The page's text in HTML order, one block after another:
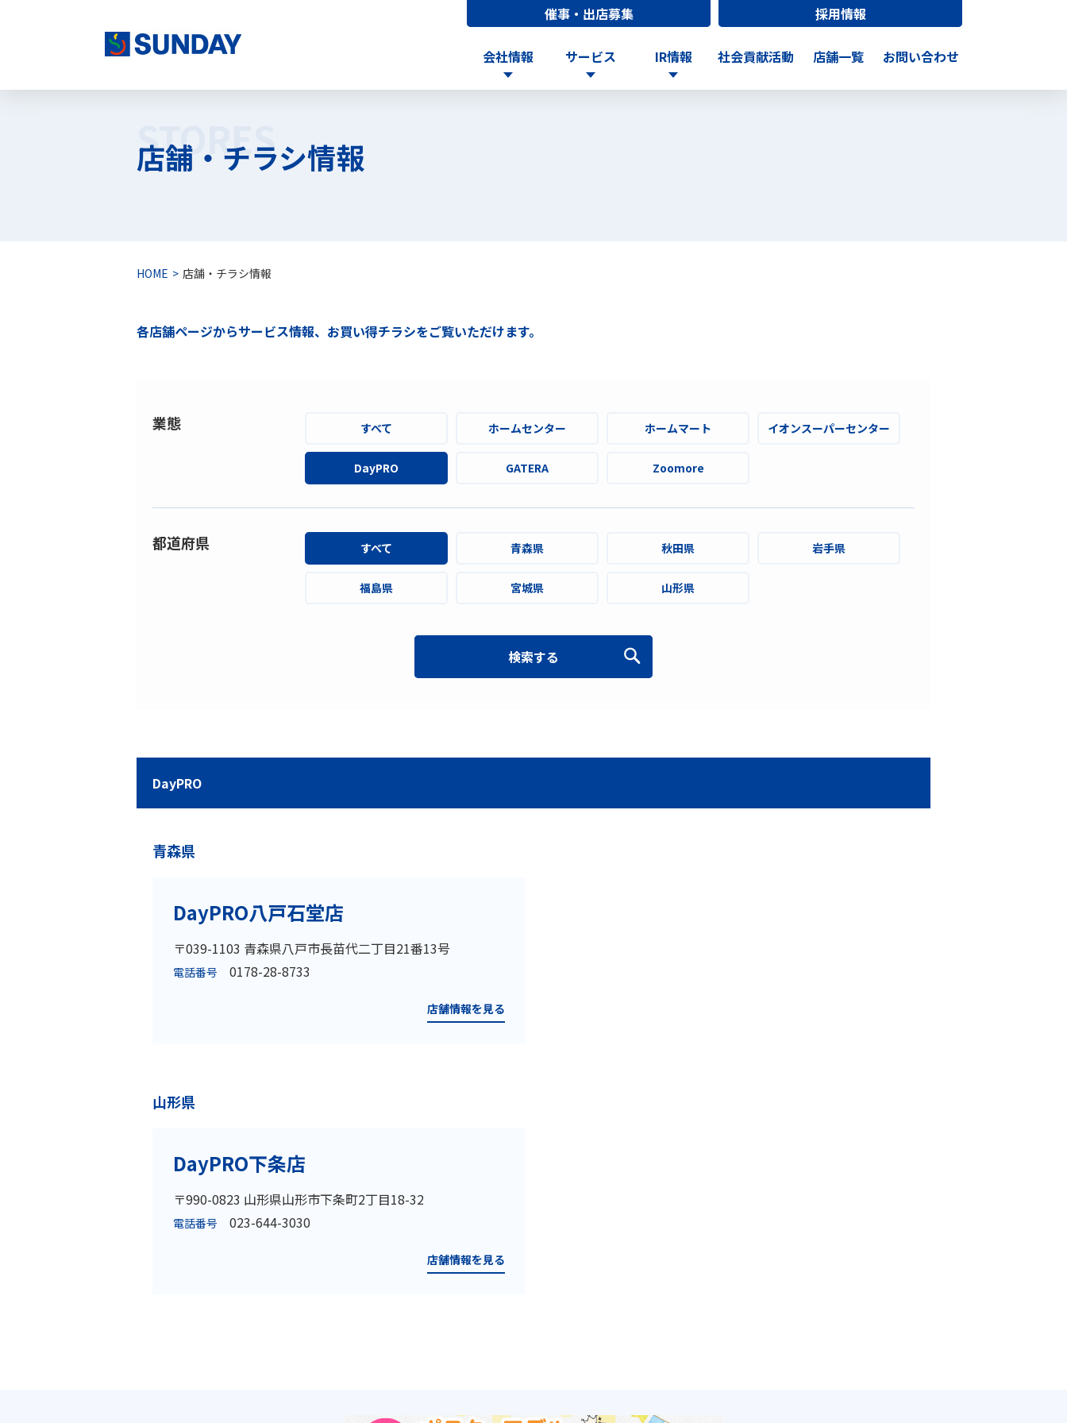
株式会社サンデー
催事・出店募集 採用情報
会社情報 サービス IR情報 社会貢献活動 店舗一覧 お問い合わせ
STORES
店舗・チラシ情報
HOME 店舗・チラシ情報
各店舗ページからサービス情報、お買い得チラシをご覧いただけます。
業態 すべて ホームセンター ホームマート イオンスーパーセンター
DayPRO GATERA Zoomore
都道府県 すべて 青森県 秋田県 岩手県
福島県 宮城県 山形県
検索する
DayPRO
青森県
DayPRO八戸石堂店
〒039-1103 青森県八戸市長苗代二丁目21番13号
電話番号 0178-28-8733
店舗情報を見る
山形県
DayPRO下条店
〒990-0823 山形県山形市下条町2丁目18-32
電話番号 023-644-3030
店舗情報を見る